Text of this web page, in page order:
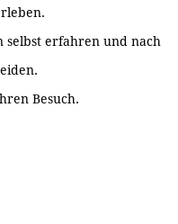
selbst erfahren und nach
Besuch.